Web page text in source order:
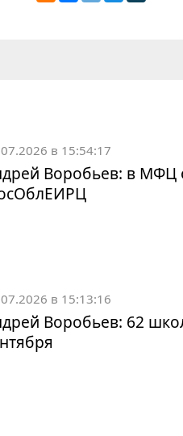
в 15:54:17
Воробьев: в МФЦ
в 15:13:16
Воробьев: 62